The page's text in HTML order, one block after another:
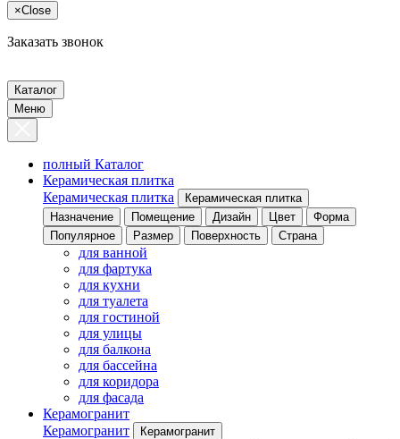
×Close
Заказать звонок
Каталог
Меню
полный Каталог
Керамическая плитка
Керамическая плитка
Керамическая плитка
Назначение
Помещение Дизайн Цвет
Форма
Популярное
Размер Поверхность Страна
для ванной
для фартука
для кухни
для туалета
для гостиной
для улицы
для балкона
для бассейна
для коридора
для фасада
Керамогранит
Керамогранит
Керамогранит